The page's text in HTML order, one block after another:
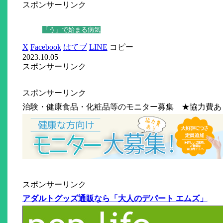
スポンサーリンク
「う」で始まる病気
X Facebook はてブ LINE コピー
2023.10.05
スポンサーリンク
スポンサーリンク
治験・健康食品・化粧品等のモニター募集 ★協力費あ
スポンサーリンク
アダルトグッズ通販なら「大人のデパート エムズ」